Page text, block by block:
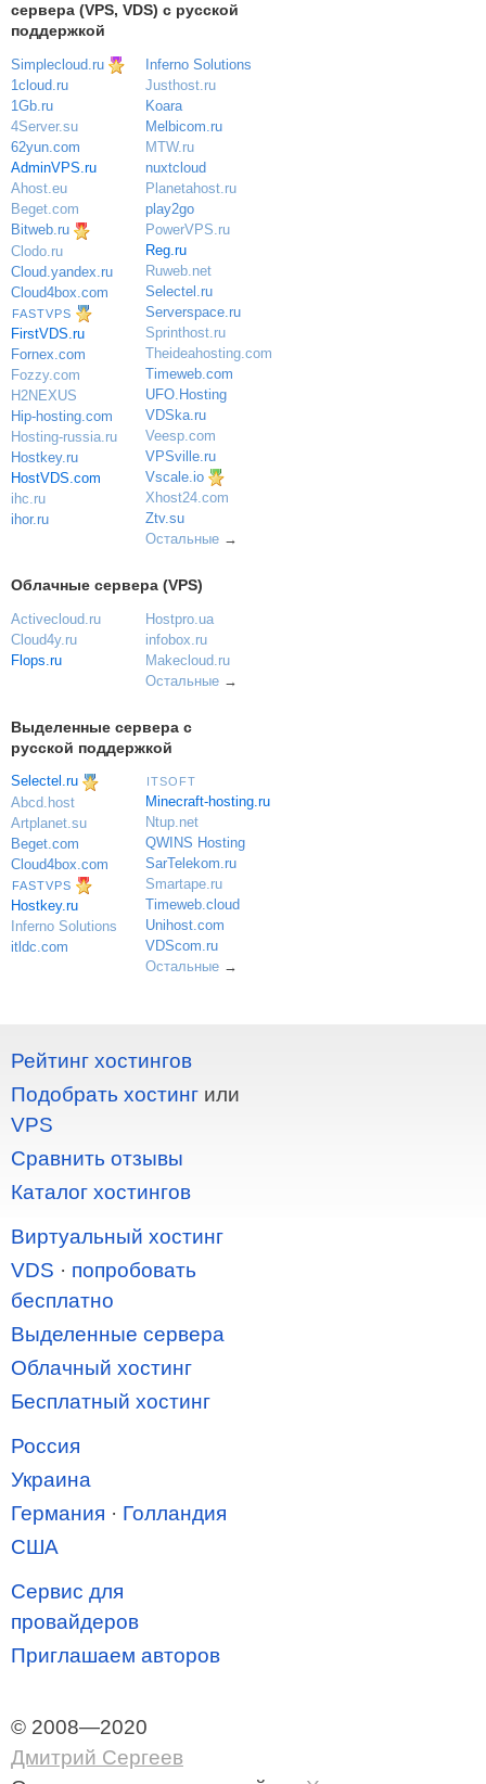
сервера (VPS, VDS) с русской
поддержкой
Simplecloud.ru
1cloud.ru
1Gb.ru
4Server.su
62yun.com
AdminVPS.ru
Ahost.eu
Beget.com
Bitweb.ru
Clodo.ru
Cloud.yandex.ru
Cloud4box.com
FASTVPS
FirstVDS.ru
Fornex.com
Fozzy.com
H2NEXUS
Hip-hosting.com
Hosting-russia.ru
Hostkey.ru
HostVDS.com
ihc.ru
ihor.ru
Inferno Solutions
Justhost.ru
Koara
Melbicom.ru
MTW.ru
nuxtcloud
Planetahost.ru
play2go
PowerVPS.ru
Reg.ru
Ruweb.net
Selectel.ru
Serverspace.ru
Sprinthost.ru
Theideahosting.com
Timeweb.com
UFO.Hosting
VDSka.ru
Veesp.com
VPSville.ru
Vscale.io
Xhost24.com
Ztv.su
Остальные→
Облачные сервера (VPS)
Activecloud.ru
Cloud4y.ru
Flops.ru
Hostpro.ua
infobox.ru
Makecloud.ru
Остальные→
Выделенные сервера с
русской поддержкой
Selectel.ru
Abcd.host
Artplanet.su
Beget.com
Cloud4box.com
FASTVPS
Hostkey.ru
Inferno Solutions
itldc.com
ITSOFT
Minecraft-hosting.ru
Ntup.net
QWINS Hosting
SarTelekom.ru
Smartape.ru
Timeweb.cloud
Unihost.com
VDScom.ru
Остальные→
Рейтинг хостингов
Подобрать хостинг или
VPS
Сравнить отзывы
Каталог хостингов
Виртуальный хостинг
VDS · попробовать
бесплатно
Выделенные сервера
Облачный хостинг
Бесплатный хостинг
Россия
Украина
Германия · Голландия
США
Сервис для
провайдеров
Приглашаем авторов
© 2008—2020
Дмитрий Сергеев